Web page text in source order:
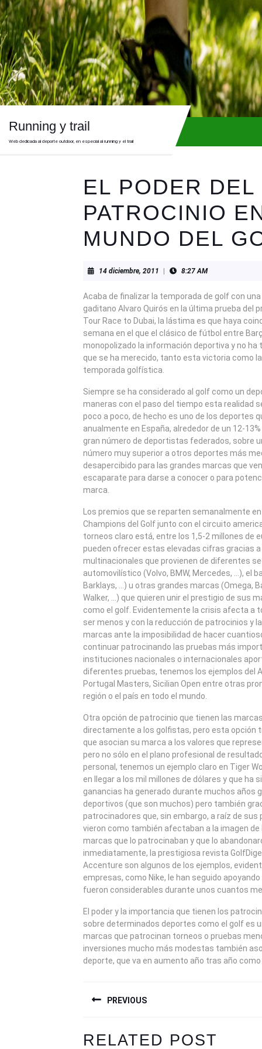
Skip
to
content
Running y trail
Web dedicada al deporte outdoor, en especial al running y el trail
EL PODER DEL
PATROCINIO
MUNDO DEL
14 diciembre, 2011 14
2011
8:27 AM
Acaba de finalizar la temporada de golf con
gaditano Alvaro Quirós en la última prueba del
Tour Race to Dubai, la lástima es que haya
semana en el que el clásico de fútbol entre
monopolizado la información deportiva y no ha
que se ha merecido, tanto esta victoria como
temporada golfística.
Siempre se ha considerado al golf como un
maneras con el paso del tiempo esta realidad
poco a poco, de hecho es uno de los deportes
anualmente en España, alrededor de un 12-
gran número de deportistas federados, sobre
número muy superior a otros deportes más
desapercibido para las grandes marcas que
escaparate para darse a conocer o para
marca.
Los premios que se reparten semanalmente
Champions del Golf junto con el circuito
torneos claro está, entre los 1,5-2 millones de
pueden ofrecer estas elevadas cifras gracias
multinacionales que provienen de diferentes
automovilístico (Volvo, BMW, Mercedes, …), el
Barklays, …) u otras grandes marcas (Omega,
Walker, …) que quieren unir el prestigio de sus
como el golf. Evidentemente la crisis afecta a
ser menos y con la reducción de patrocinios y
marcas ante la imposibilidad de hacer
continuar patrocinando las pruebas más
instituciones nacionales o internacionales
diferentes pruebas, tenemos los ejemplos del
Portugal Masters, Sicilian Open entre otras
región o el país en todo el mundo.
Otra opción de patrocinio que tienen las
directamente a los golfistas, pero esta opción
que asocian su marca a los valores que
pero no sólo en el plano profesional de
personal, tenemos un ejemplo claro en Tiger
en llegar a los mil millones de dólares y que ha
ganancias ha generado durante muchos años
deportivos (que son muchos) pero también
patrocinadores que, sin embargo, a raíz de
vieron como también afectaban a la imagen de
marcas que lo patrocinaban y que lo
inmediatamente, la prestigiosa revista
Accenture son algunos de los ejemplos,
empresas, como Nike, le han seguido
fueron considerables durante unos cuantos
El poder y la importancia que tienen los
sobre determinados deportes como el golf es
marcas que patrocinan torneos o pruebas
inversiones mucho más modestas también
deporte, que va en aumento año tras año
DE
ENTRADAS
PREVIOUS
post:
RELATED POST